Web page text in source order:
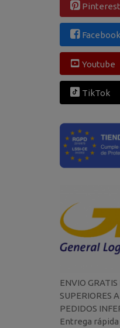
Pinterest
Facebook
Youtube
TikTok
ENVIO
SUPERIORES
PEDIDOS
Entrega rápida